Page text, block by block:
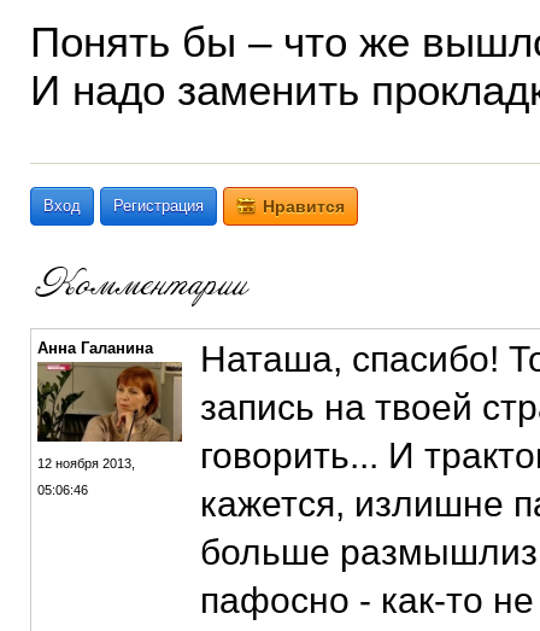
Понять бы – что же
И надо заменить
Вход Регистрация Нравится
Анна Галанина
12 ноября 2013,
05:06:46
Наташа, спасибо!
запись на твоей
говорить... И
кажется, излишне
больше
пафосно - как-то